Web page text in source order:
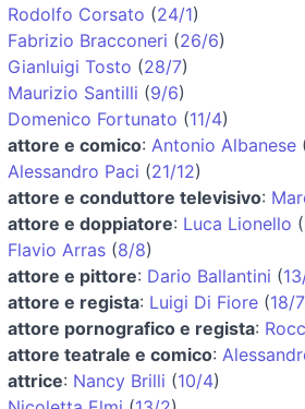
Rodolfo Corsato (24/1)
Fabrizio Bracconeri (26/6)
Gianluigi Tosto (28/7)
Maurizio Santilli (9/6)
Domenico Fortunato (11/4)
attore e comico: Antonio Albanese
Alessandro Paci (21/12)
attore e conduttore televisivo:
attore e doppiatore: Luca Lionello (
Flavio Arras (8/8)
attore e pittore: Dario Ballantini (
attore e regista: Luigi Di Fiore (18/7
attore pornografico e regista:
attore teatrale e comico:
attrice: Nancy Brilli (10/4)